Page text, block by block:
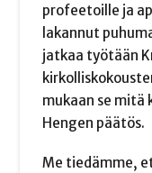
profeetoille ja
lakannut
jatkaa työtään
mukaan se mitä
Hengen päätös.
Me tiedämme,